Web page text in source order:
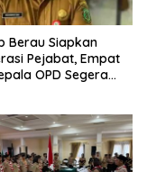
Berau Siapkan
Pejabat, Empat
OPD Segera